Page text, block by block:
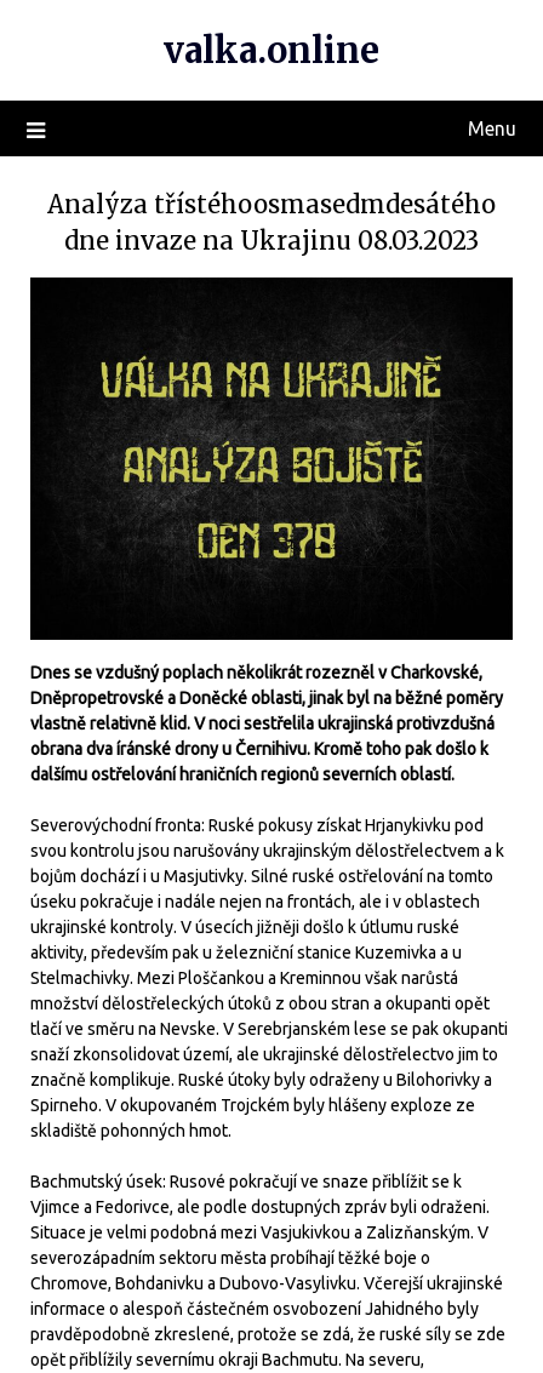
valka.online
Menu
Analýza třístéhoosmasedmdesátého
dne invaze na Ukrajinu 08.03.2023
Dnes se vzdušný poplach několikrát rozezněl v Charkovské,
Dněpropetrovské a Doněcké oblasti, jinak byl na běžné poměry
vlastně relativně klid. V noci sestřelila ukrajinská protivzdušná
obrana dva íránské drony u Černihivu. Kromě toho pak došlo k
dalšímu ostřelování hraničních regionů severních oblastí.
Severovýchodní fronta: Ruské pokusy získat Hrjanykivku pod
svou kontrolu jsou narušovány ukrajinským dělostřelectvem a k
bojům dochází i u Masjutivky. Silné ruské ostřelování na tomto
úseku pokračuje i nadále nejen na frontách, ale i v oblastech
ukrajinské kontroly. V úsecích jižněji došlo k útlumu ruské
aktivity, především pak u železniční stanice Kuzemivka a u
Stelmachivky. Mezi Ploščankou a Kreminnou však narůstá
množství dělostřeleckých útoků z obou stran a okupanti opět
tlačí ve směru na Nevske. V Serebrjanském lese se pak okupanti
snaží zkonsolidovat území, ale ukrajinské dělostřelectvo jim to
značně komplikuje. Ruské útoky byly odraženy u Bilohorivky a
Spirneho. V okupovaném Trojckém byly hlášeny exploze ze
skladiště pohonných hmot.
Bachmutský úsek: Rusové pokračují ve snaze přiblížit se k
Vjimce a Fedorivce, ale podle dostupných zpráv byli odraženi.
Situace je velmi podobná mezi Vasjukivkou a Zalizňanským. V
severozápadním sektoru města probíhají těžké boje o
Chromove, Bohdanivku a Dubovo-Vasylivku. Včerejší ukrajinské
informace o alespoň částečném osvobození Jahidného byly
pravděpodobně zkreslené, protože se zdá, že ruské síly se zde
opět přiblížily severnímu okraji Bachmutu. Na severu,